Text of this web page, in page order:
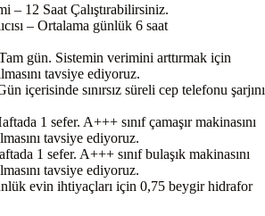
– 12 Saat Çalıştırabilirsiniz.
– Ortalama günlük 6 saat
gün. Sistemin verimini arttırmak için
tavsiye ediyoruz.
içerisinde sınırsız süreli cep telefonu şarjını
1 sefer. A+++ sınıf çamaşır makinasını
tavsiye ediyoruz.
1 sefer. A+++ sınıf bulaşık makinasını
tavsiye ediyoruz.
evin ihtiyaçları için 0,75 beygir hidrafor